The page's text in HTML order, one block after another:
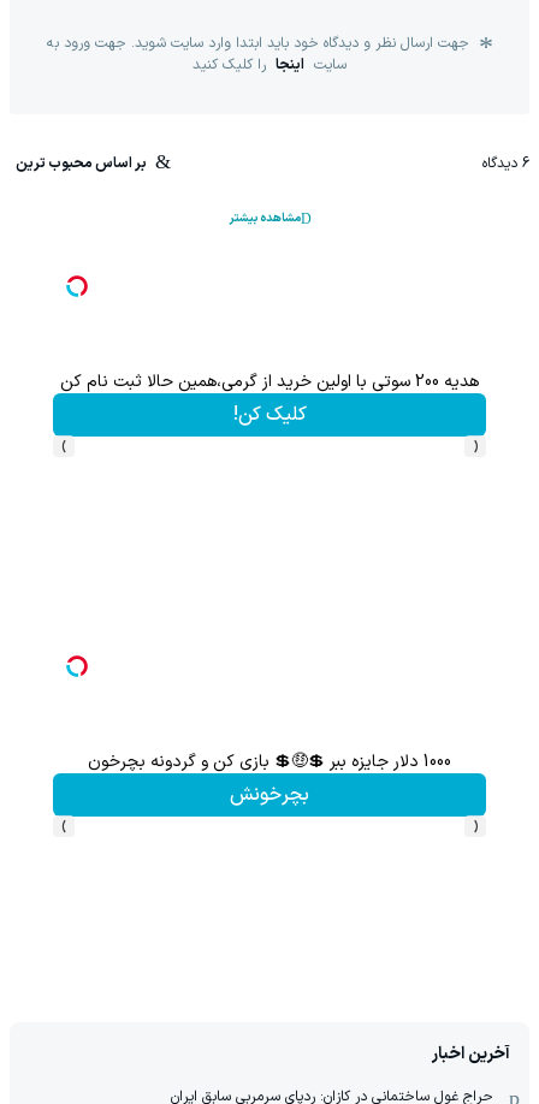
جهت ارسال نظر و دیدگاه خود باید ابتدا وارد سایت شوید. جهت ورود به
سایت اینجا را کلیک کنید
6 دیدگاه بر اساس محبوب ترین
مشاهده بیشتر
هدیه 200 سوتی با اولین خرید از گرمی،همین حالا ثبت نام کن
کلیک کن!
‹
›
1000 دلار جایزه ببر 💲🤑💲 بازی کن و گردونه بچرخون
بچرخونش
‹
›
آخرین اخبار
حراج غول ساختمانی در کازان: ردپای سرمربی سابق ایران